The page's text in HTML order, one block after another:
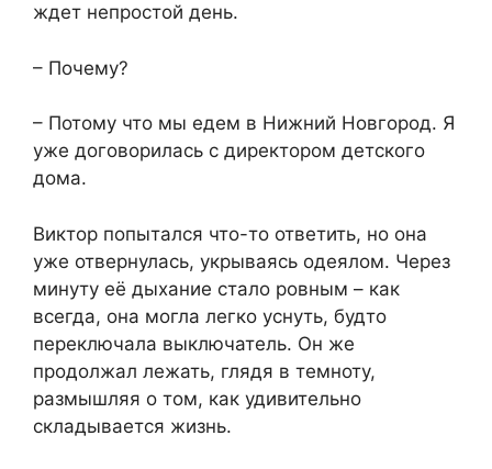
ждет непростой день.
– Почему?
– Потому что мы едем в Нижний Новгород. Я
уже договорилась с директором детского
дома.
Виктор попытался что-то ответить, но она
уже отвернулась, укрываясь одеялом. Через
минуту её дыхание стало ровным – как
всегда, она могла легко уснуть, будто
переключала выключатель. Он же
продолжал лежать, глядя в темноту,
размышляя о том, как удивительно
складывается жизнь.